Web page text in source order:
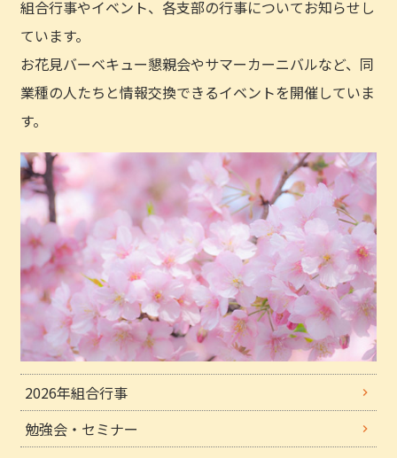
組合行事やイベント、各支部の行事についてお知らせし
ています。
お花見バーベキュー懇親会やサマーカーニバルなど、同
業種の人たちと情報交換できるイベントを開催していま
す。
2026年組合行事
勉強会・セミナー